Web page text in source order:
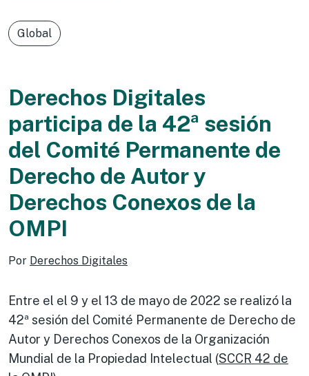
Global
Derechos Digitales
participa de la 42ª sesión
del Comité Permanente de
Derecho de Autor y
Derechos Conexos de la
OMPI
Por Derechos Digitales
Entre el el 9 y el 13 de mayo de 2022 se realizó la
42ª sesión del Comité Permanente de Derecho de
Autor y Derechos Conexos de la Organización
Mundial de la Propiedad Intelectual (SCCR 42 de